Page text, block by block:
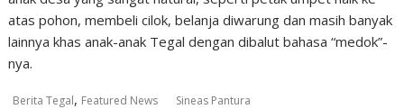
atas pohon, membeli cilok, belanja diwarung dan masih banyak
lainnya khas anak-anak Tegal dengan dibalut bahasa “medok”-
nya.
Berita Tegal, Featured News Sineas Pantura